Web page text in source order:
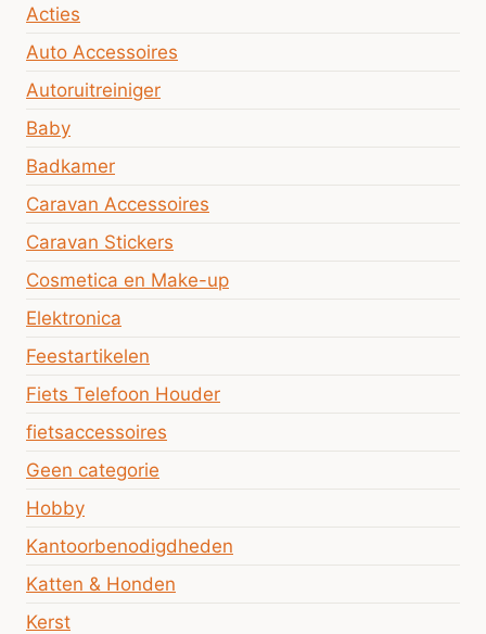
Acties
Auto Accessoires
Autoruitreiniger
Baby
Badkamer
Caravan Accessoires
Caravan Stickers
Cosmetica en Make-up
Elektronica
Feestartikelen
Fiets Telefoon Houder
fietsaccessoires
Geen categorie
Hobby
Kantoorbenodigdheden
Katten & Honden
Kerst